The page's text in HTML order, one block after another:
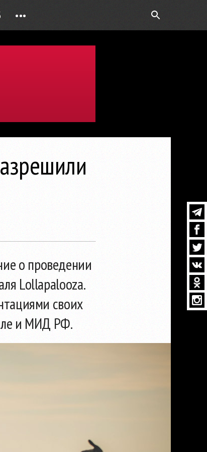
•••
DEUTSCH
о проведении
Lollapalooza.
своих
и МИД РФ.